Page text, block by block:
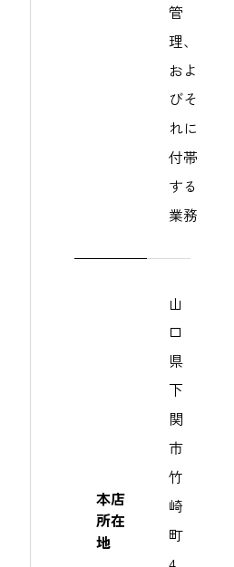
管
理、
およ
びそ
れに
付帯
する
業務
本店
所在
地
山
口
県
下
関
市
竹
崎
町